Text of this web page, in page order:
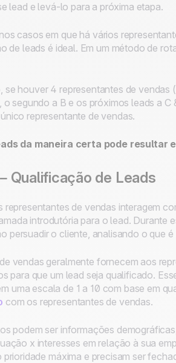
lead e levá-lo para a próxima etapa.
casos em que há vários
de leads é ideal. Em um método de
se houver 4 representantes de vendas
o segundo a B e os próximos leads a
representante de vendas.
da maneira certa pode resultar
Qualificação de Leads
representantes de vendas interagem
introdutória para o lead. Durante
persuadir o cliente, analisando o que
vendas geralmente fornecem aos
para que um lead seja qualificado.
uma escala de 1 a 10 com base em
com os representantes de vendas.
podem ser informações
x interesses em relação à sua
prioridade máxima e precisam ser